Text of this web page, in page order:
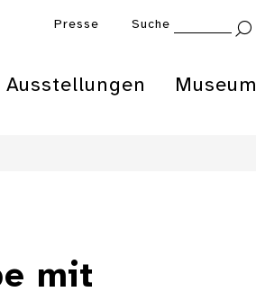
Presse Suche
Ausstellungen Museum
mit